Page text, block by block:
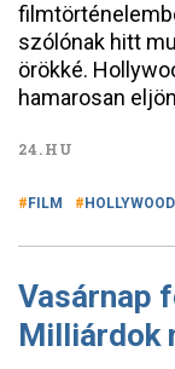
szólónak hitt
örökké.
hamarosan
24.HU
FILM HOLLYWOOD
Vasárnap
Milliárdok